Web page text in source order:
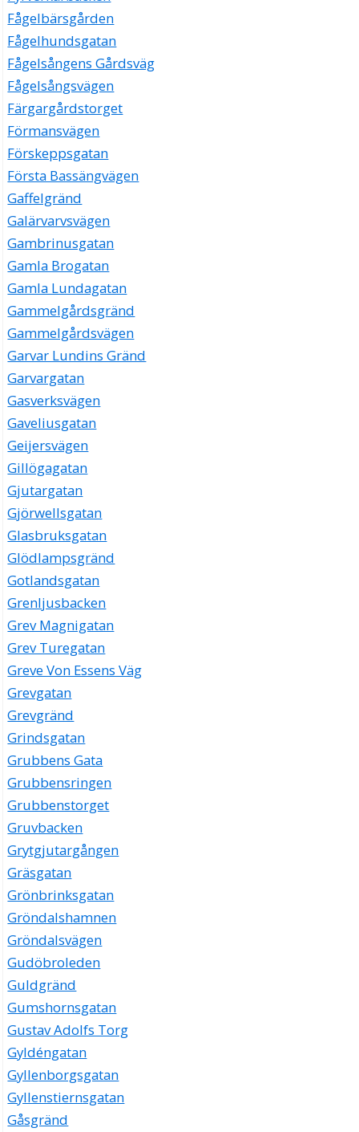
Fågelbärsgården
Fågelhundsgatan
Fågelsångens Gårdsväg
Fågelsångsvägen
Färgargårdstorget
Förmansvägen
Förskeppsgatan
Första Bassängvägen
Gaffelgränd
Galärvarvsvägen
Gambrinusgatan
Gamla Brogatan
Gamla Lundagatan
Gammelgårdsgränd
Gammelgårdsvägen
Garvar Lundins Gränd
Garvargatan
Gasverksvägen
Gaveliusgatan
Geijersvägen
Gillögagatan
Gjutargatan
Gjörwellsgatan
Glasbruksgatan
Glödlampsgränd
Gotlandsgatan
Grenljusbacken
Grev Magnigatan
Grev Turegatan
Greve Von Essens Väg
Grevgatan
Grevgränd
Grindsgatan
Grubbens Gata
Grubbensringen
Grubbenstorget
Gruvbacken
Grytgjutargången
Gräsgatan
Grönbrinksgatan
Gröndalshamnen
Gröndalsvägen
Gudöbroleden
Guldgränd
Gumshornsgatan
Gustav Adolfs Torg
Gyldéngatan
Gyllenborgsgatan
Gyllenstiernsgatan
Gåsgränd